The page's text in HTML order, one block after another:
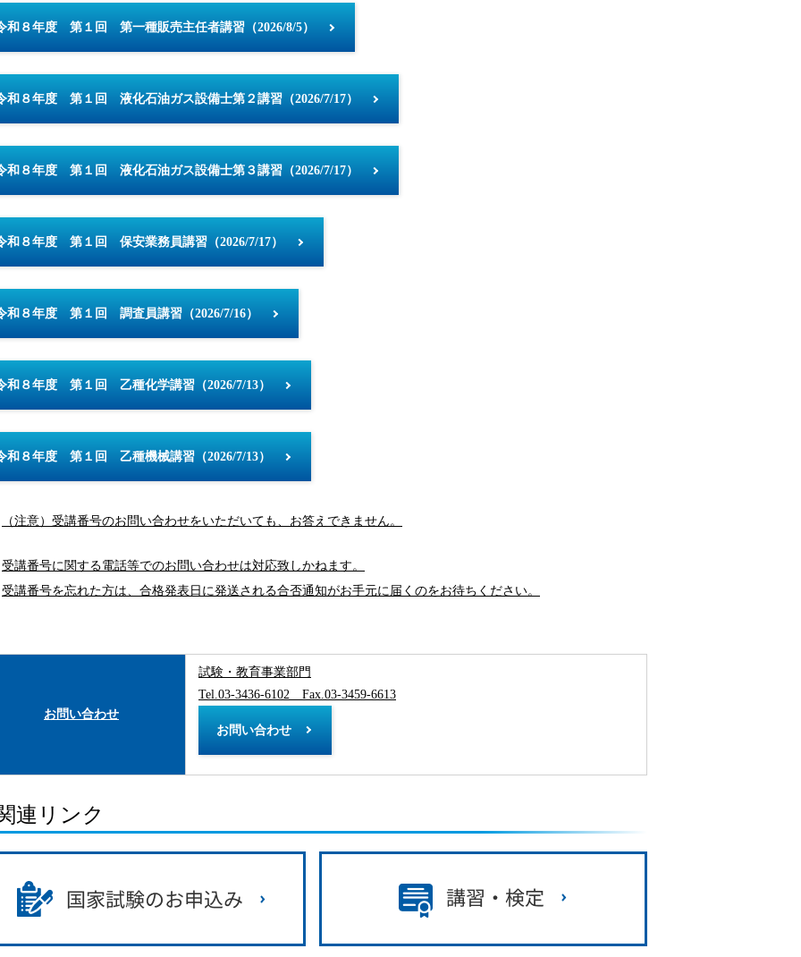
和８年度 第１回 第一種販売主任者講習（2026/8/5）
和８年度 第１回 液化石油ガス設備士第２講習（2026/7/17）
和８年度 第１回 液化石油ガス設備士第３講習（2026/7/17）
和８年度 第１回 保安業務員講習（2026/7/17）
和８年度 第１回 調査員講習（2026/7/16）
和８年度 第１回 乙種化学講習（2026/7/13）
和８年度 第１回 乙種機械講習（2026/7/13）
（注意）受講番号のお問い合わせをいただいても、お答えできません。
受講番号に関する電話等でのお問い合わせは対応致しかねます。
受講番号を忘れた方は、合格発表日に発送される合否通知がお手元に届くのをお待ちください。
お問い合わせ
試験・教育事業部門
Tel.03-3436-6102 Fax.03-3459-6613
お問い合わせ
連リンク